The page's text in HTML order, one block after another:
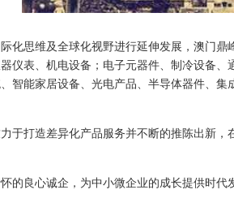
化思维及全球化视野进行延伸发展，澳门
仪表、机电设备；电子元器件、制冷设备
智能家居设备、光电产品、半导体器件、
于打造差异化产品服务并不断的推陈出新
的良心诚企，为中小微企业的成长提供时代